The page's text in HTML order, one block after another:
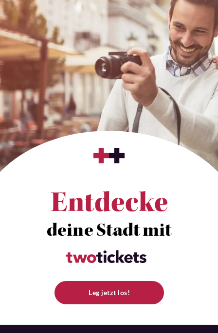
Entdecke
deine Stadt mit
Leg jetzt los!